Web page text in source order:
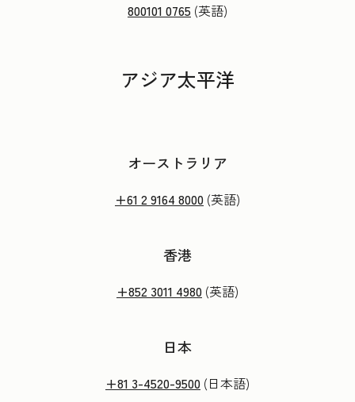
800101 0765 (英語)
アジア太平洋
オーストラリア
+61 2 9164 8000 (英語)
香港
+852 3011 4980 (英語)
日本
+81 3-4520-9500 (日本語)